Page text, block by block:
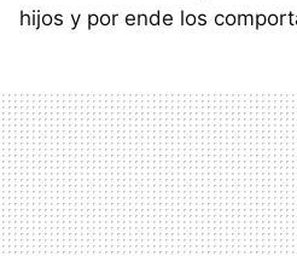
hijos y por ende los